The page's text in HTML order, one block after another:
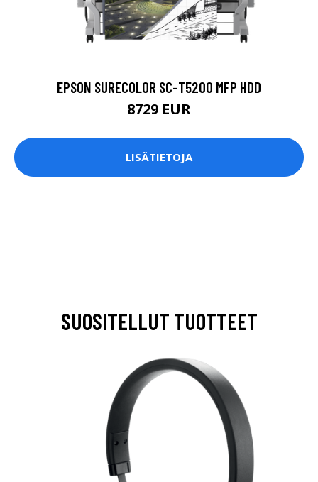
EPSON SURECOLOR SC-T5200 MFP HDD
8729 EUR
LISÄTIETOJA
SUOSITELLUT TUOTTEET